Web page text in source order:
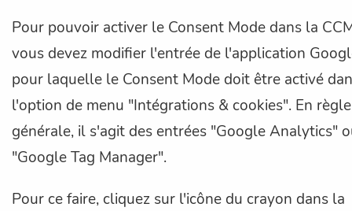
Pour pouvoir activer le Consent Mode dans la
vous devez modifier l'entrée de l'application
pour laquelle le Consent Mode doit être activé
l'option de menu "Intégrations & cookies". En règle
générale, il s'agit des entrées "Google Analytics"
"Google Tag Manager".
Pour ce faire, cliquez sur l'icône du crayon dans la